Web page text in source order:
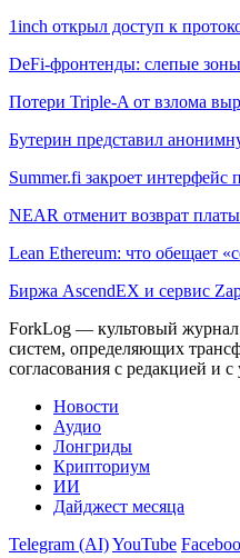
1inch открыл доступ к
DeFi-фронтенды: слепые
Потери Triple-A от взлома
Бутерин представил
Summer.fi закроет интерфейс
NEAR отменит возврат платы
Lean Ethereum: что обещает
Биржа AscendEX и сервис
ForkLog — культовый журнал
систем, определяющих
согласования с редакцией и
Новости
Аудио
Лонгриды
Крипториум
ИИ
Дайджест месяца
Telegram (AI)YouTube